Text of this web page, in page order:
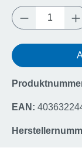
Produkt
EAN: